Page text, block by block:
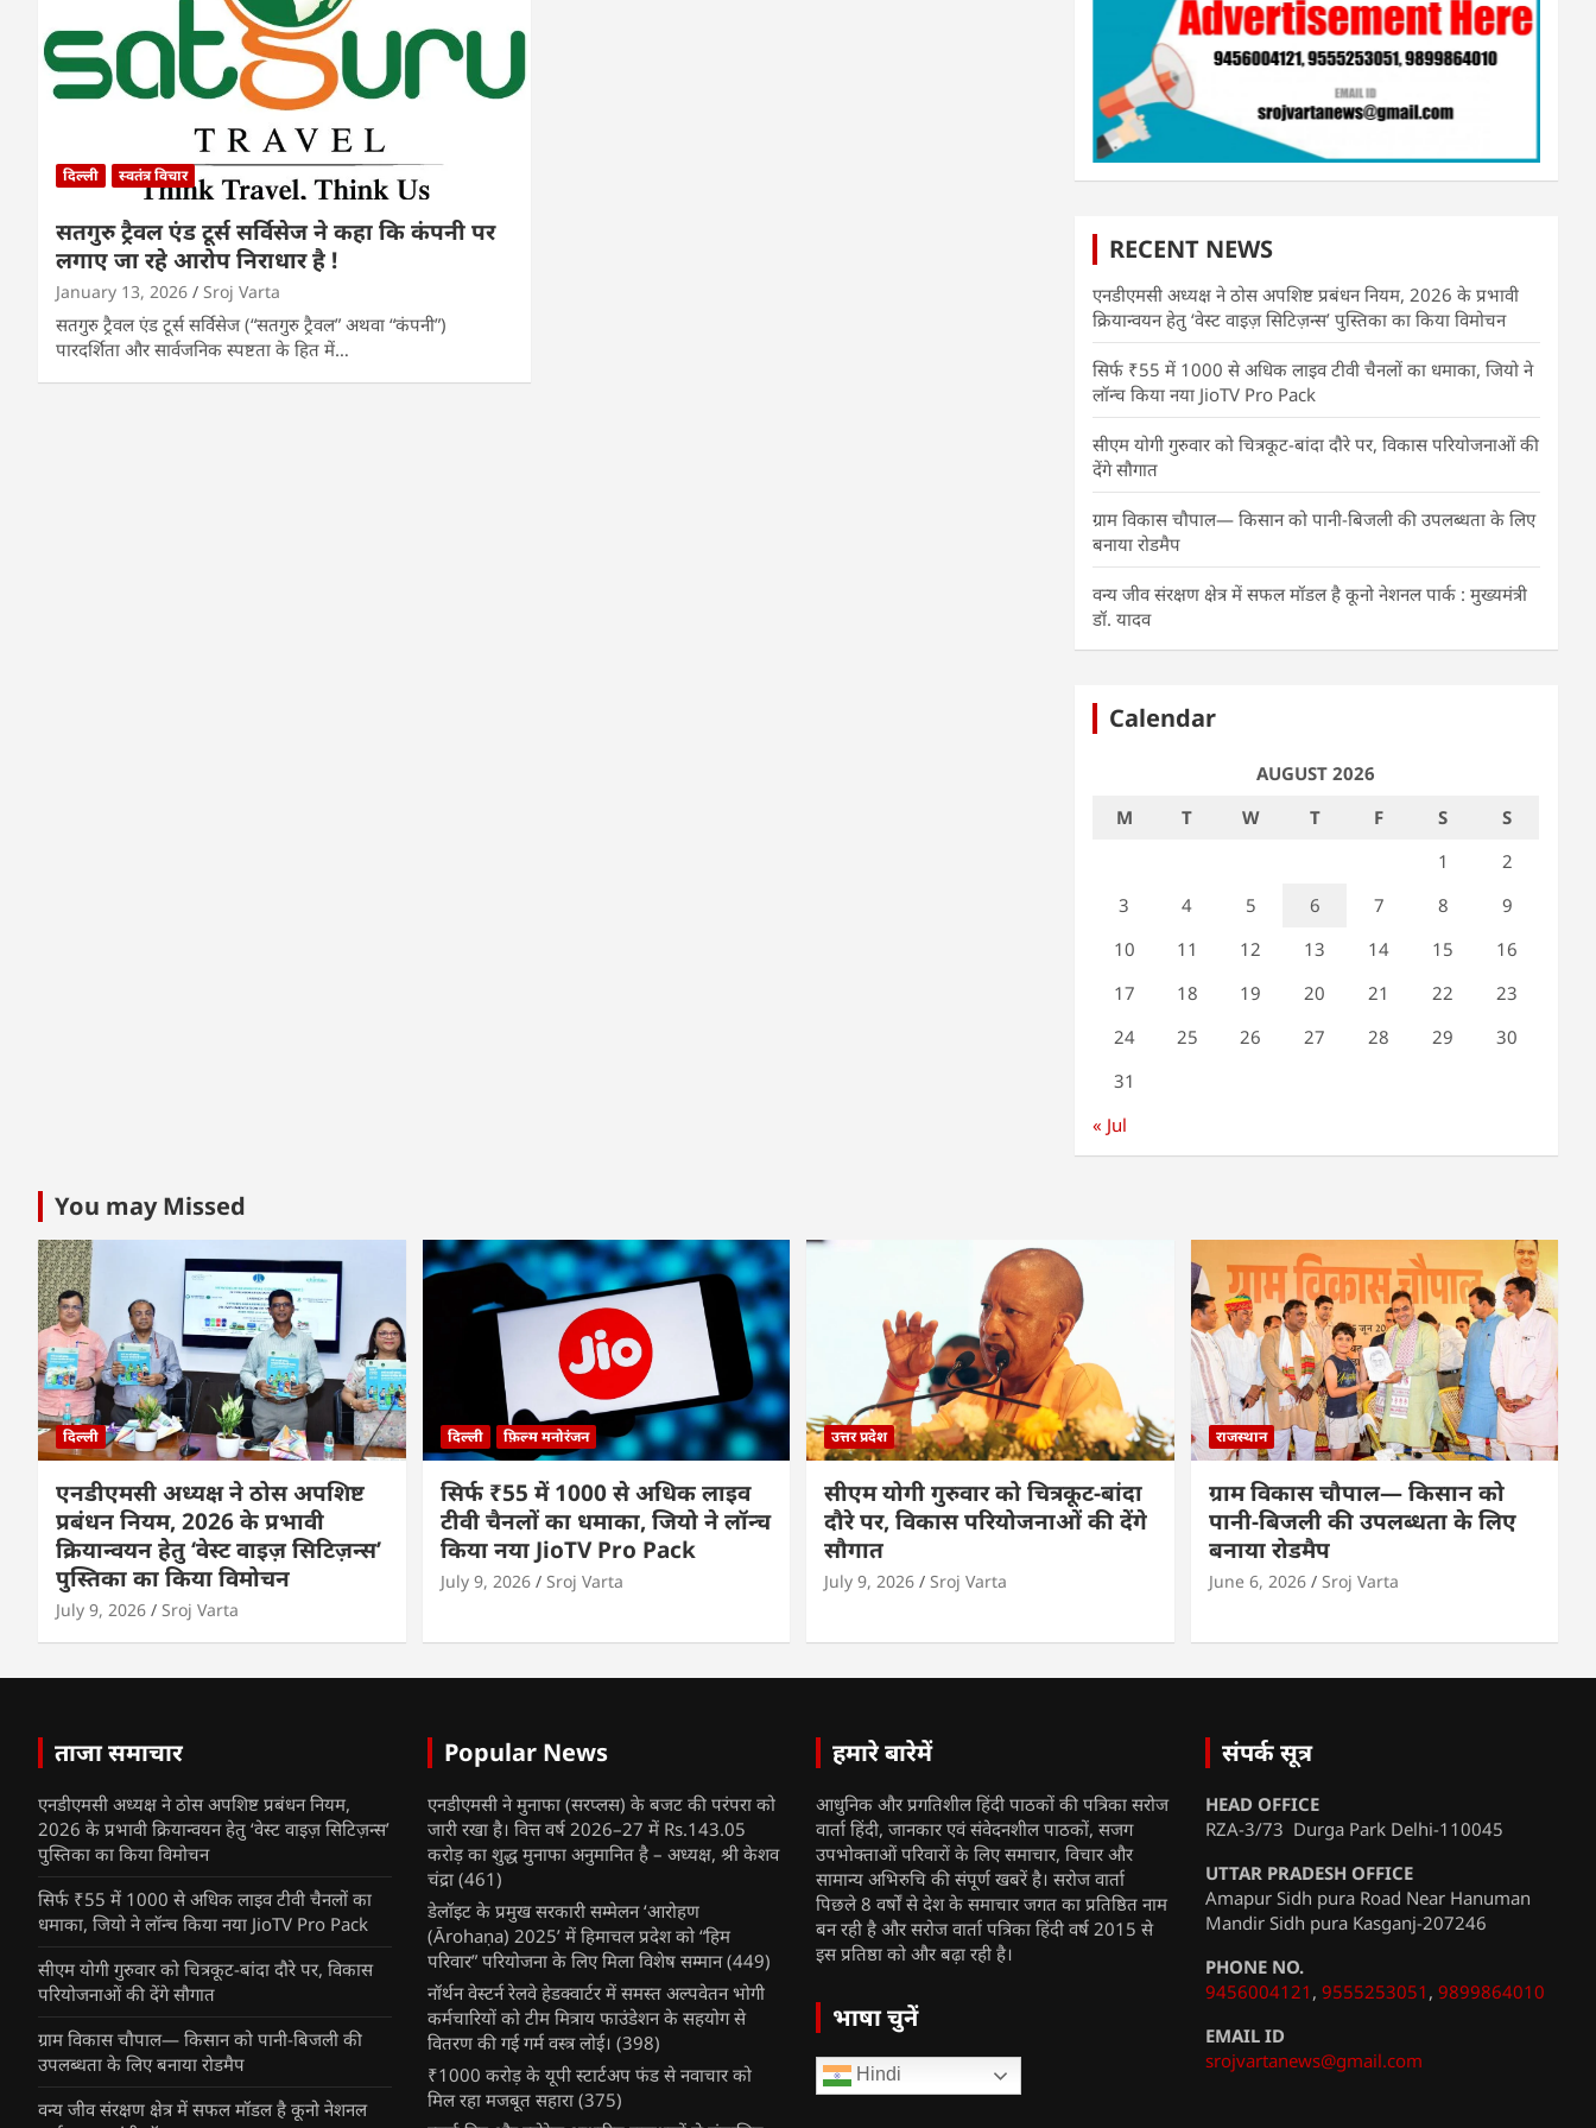
दिल्ली स्वतंत्र विचार
सतगुरु ट्रैवल एंड टूर्स सर्विसेज ने कहा कि कंपनी पर
लगाए जा रहे आरोप निराधार है !
January 13, 2026 Sroj Varta
सतगुरु ट्रैवल एंड टूर्स सर्विसेज (“सतगुरु ट्रैवल” अथवा “कंपनी”)
पारदर्शिता और सार्वजनिक स्पष्टता के हित में…
RECENT NEWS
एनडीएमसी अध्यक्ष ने ठोस अपशिष्ट प्रबंधन नियम, 2026 के प्रभावी
क्रियान्वयन हेतु ‘वेस्ट वाइज़ सिटिज़न्स’ पुस्तिका का किया विमोचन
सिर्फ ₹55 में 1000 से अधिक लाइव टीवी चैनलों का धमाका, जियो ने
लॉन्च किया नया JioTV Pro Pack
सीएम योगी गुरुवार को चित्रकूट-बांदा दौरे पर, विकास परियोजनाओं की
देंगे सौगात
ग्राम विकास चौपाल— किसान को पानी-बिजली की उपलब्धता के लिए
बनाया रोडमैप
वन्य जीव संरक्षण क्षेत्र में सफल मॉडल है कूनो नेशनल पार्क : मुख्यमंत्री
डॉ. यादव
Calendar
AUGUST 2026
M
T W T F S
S
1
2
3
4 5 6 7 8
9
10
11 12 13 14 15
16
17
18 19 20 21 22
23
24
25 26 27 28 29
30
31
« Jul
You may Missed
दिल्ली
एनडीएमसी अध्यक्ष ने ठोस अपशिष्ट
प्रबंधन नियम, 2026 के प्रभावी
क्रियान्वयन हेतु ‘वेस्ट वाइज़ सिटिज़न्स’
पुस्तिका का किया विमोचन
July 9, 2026 Sroj Varta
दिल्ली फ़िल्म मनोरंजन
सिर्फ ₹55 में 1000 से अधिक लाइव
टीवी चैनलों का धमाका, जियो ने लॉन्च
किया नया JioTV Pro Pack
July 9, 2026 Sroj Varta
उत्तर प्रदेश
सीएम योगी गुरुवार को चित्रकूट-बांदा
दौरे पर, विकास परियोजनाओं की देंगे
सौगात
July 9, 2026 Sroj Varta
राजस्थान
ग्राम विकास चौपाल— किसान को
पानी-बिजली की उपलब्धता के लिए
बनाया रोडमैप
June 6, 2026 Sroj Varta
ताजा समाचार
एनडीएमसी अध्यक्ष ने ठोस अपशिष्ट प्रबंधन नियम,
2026 के प्रभावी क्रियान्वयन हेतु ‘वेस्ट वाइज़ सिटिज़न्स’
पुस्तिका का किया विमोचन
सिर्फ ₹55 में 1000 से अधिक लाइव टीवी चैनलों का
धमाका, जियो ने लॉन्च किया नया JioTV Pro Pack
सीएम योगी गुरुवार को चित्रकूट-बांदा दौरे पर, विकास
परियोजनाओं की देंगे सौगात
ग्राम विकास चौपाल— किसान को पानी-बिजली की
उपलब्धता के लिए बनाया रोडमैप
वन्य जीव संरक्षण क्षेत्र में सफल मॉडल है कूनो नेशनल
Popular News
एनडीएमसी ने मुनाफा (सरप्लस) के बजट की परंपरा को
जारी रखा है। वित्त वर्ष 2026–27 में Rs.143.05
करोड़ का शुद्ध मुनाफा अनुमानित है – अध्यक्ष, श्री केशव
चंद्रा (461)
डेलॉइट के प्रमुख सरकारी सम्मेलन ‘आरोहण
(Ārohaṇa) 2025’ में हिमाचल प्रदेश को “हिम
परिवार” परियोजना के लिए मिला विशेष सम्मान (449)
नॉर्थन वेस्टर्न रेलवे हेडक्वार्टर में समस्त अल्पवेतन भोगी
कर्मचारियों को टीम मित्राय फाउंडेशन के सहयोग से
वितरण की गई गर्म वस्त्र लोई। (398)
₹1000 करोड़ के यूपी स्टार्टअप फंड से नवाचार को
मिल रहा मजबूत सहारा (375)
हमारे बारेमें
आधुनिक और प्रगतिशील हिंदी पाठकों की पत्रिका सरोज
वार्ता हिंदी, जानकार एवं संवेदनशील पाठकों, सजग
उपभोक्ताओं परिवारों के लिए समाचार, विचार और
सामान्य अभिरुचि की संपूर्ण खबरें है। सरोज वार्ता
पिछले 8 वर्षों से देश के समाचार जगत का प्रतिष्ठित नाम
बन रही है और सरोज वार्ता पत्रिका हिंदी वर्ष 2015 से
इस प्रतिष्ठा को और बढ़ा रही है।
भाषा चुनें
Hindi
संपर्क सूत्र
HEAD OFFICE
RZA-3/73 Durga Park Delhi-110045
UTTAR PRADESH OFFICE
Amapur Sidh pura Road Near Hanuman
Mandir Sidh pura Kasganj-207246
PHONE NO.
9456004121 , 9555253051 , 9899864010
EMAIL ID
srojvartanews@gmail.com